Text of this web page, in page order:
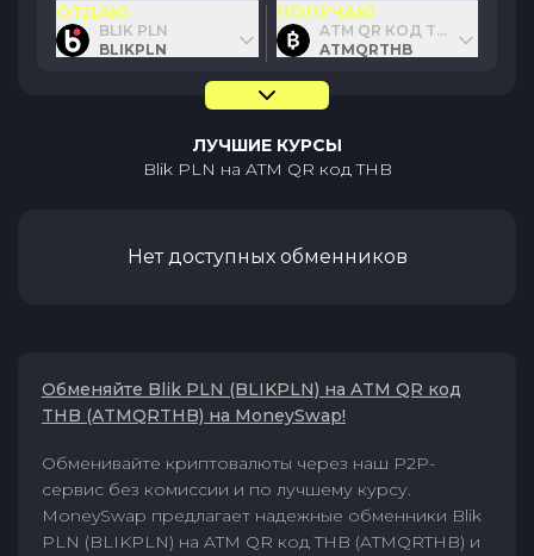
ОТДАЮ
BLIK PLN
BLIKPLN
ПОЛУЧАЮ
ATM QR КОД THB
ATMQRTHB
ЛУЧШИЕ КУРСЫ
Blik PLN на ATM QR код THB
Нет доступных обменников
Обменяйте Blik PLN (BLIKPLN) на ATM QR код
THB (ATMQRTHB) на MoneySwap!
Обменивайте криптовалюты через наш P2P-
сервис без комиссии и по лучшему курсу.
MoneySwap предлагает надежные обменники Blik
PLN (BLIKPLN) на ATM QR код THB (ATMQRTHB) и